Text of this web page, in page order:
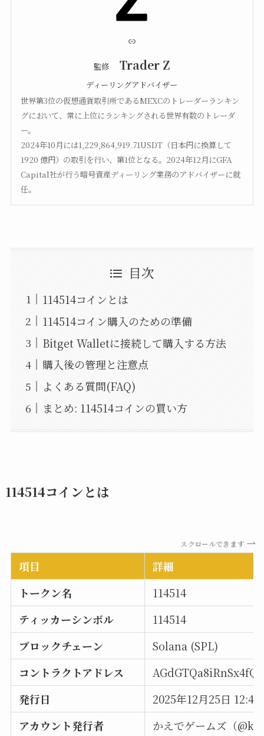
リンク
監修 Trader Z
ディーリングアドバイザー
世界第3位の仮想通貨取引所であるMEXCのトレーダーランキン
グにおいて、常に上位にランキングされる世界有数のトレーダ
ー。
2024年10月には1,229,864,919.71USDT（日本円に換算して
1920 億円）の取引を行い、第1位となる。2024年12月にGFA
Capital社が行う暗号資産ディーリング業務のアドバイザーに就
任。
目次
114514コインとは
114514コイン購入のための準備
Bitget Walletに接続して購入する方法
購入後の管理と注意点
よくある質問(FAQ)
まとめ: 114514コインの買い方
114514コインとは
スクロールできます
項目
詳細
トークン名
114514
ティッカーシンボル
114514
ブロックチェーン
Solana (SPL)
コントラクトアドレス
発行日
2025年12月25日
アカウント発行者
かえでゲームズ（